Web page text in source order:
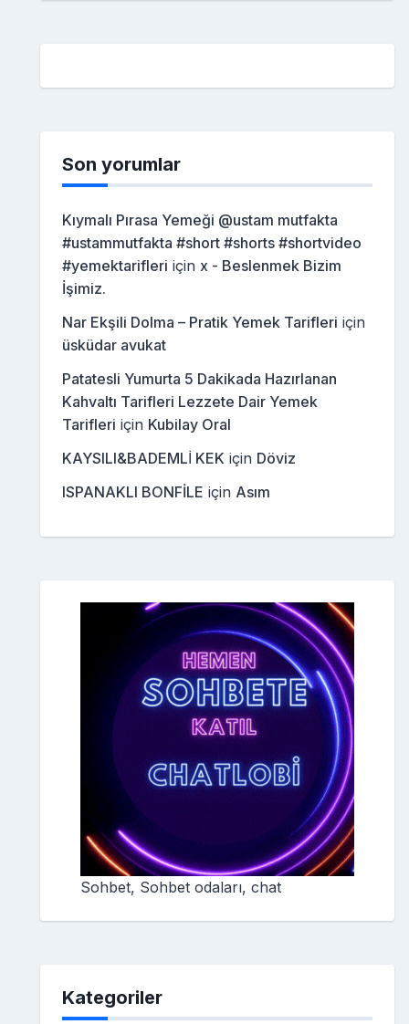
Son yorumlar
Kıymalı Pırasa Yemeği @ustam mutfakta
#ustammutfakta #short #shorts #shortvideo
#yemektarifleri için x - Beslenmek Bizim
İşimiz.
Nar Ekşili Dolma – Pratik Yemek Tarifleri için
üsküdar avukat
Patatesli Yumurta 5 Dakikada Hazırlanan
Kahvaltı Tarifleri Lezzete Dair Yemek
Tarifleri için Kubilay Oral
KAYSILI&BADEMLİ KEK için Döviz
ISPANAKLI BONFİLE için Asım
Sohbet, Sohbet odaları, chat
Kategoriler